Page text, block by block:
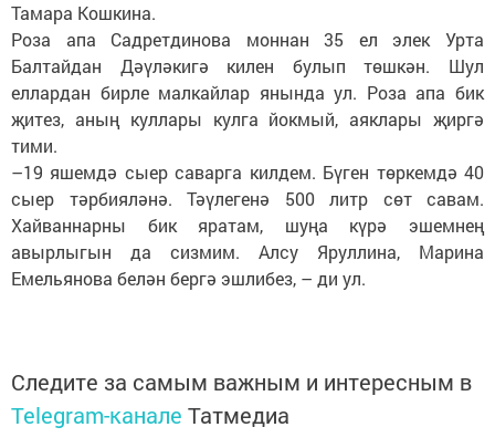
Тамара Кошкина.
Роза апа Садретдинова моннан 35 ел элек Урта
Балтайдан Дәүләкигә килен булып төшкән. Шул
еллардан бирле малкайлар янында ул. Роза апа бик
җитез, аның куллары кулга йокмый, аяклары җиргә
тими.
–19 яшемдә сыер саварга килдем. Бүген төркемдә 40
сыер тәрбияләнә. Тәүлегенә 500 литр сөт савам.
Хайваннарны бик яратам, шуңа күрә эшемнең
авырлыгын да сизмим. Алсу Яруллина, Марина
Емельянова белән бергә эшлибез, – ди ул.
Следите за самым важным и интересным в
Telegram-канале Татмедиа